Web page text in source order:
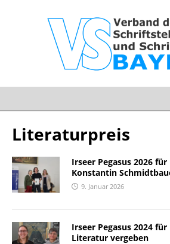
Literaturpreis
Irseer Pegasus 2026
Konstantin
9. Januar 2026
Irseer Pegasus 2024
Literatur vergeben